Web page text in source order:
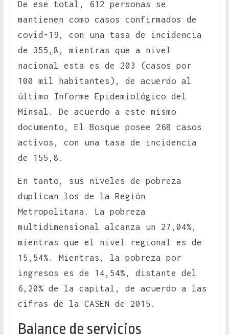
De ese total, 612 personas se
mantienen como casos confirmados de
covid-19, con una tasa de incidencia
de 355,8, mientras que a nivel
nacional esta es de 203 (casos por
100 mil habitantes), de acuerdo al
último Informe Epidemiológico del
Minsal. De acuerdo a este mismo
documento, El Bosque posee 268 casos
activos, con una tasa de incidencia
de 155,8.
En tanto, sus niveles de pobreza
duplican los de la Región
Metropolitana. La pobreza
multidimensional alcanza un 27,04%,
mientras que el nivel regional es de
15,54%. Mientras, la pobreza por
ingresos es de 14,54%, distante del
6,20% de la capital, de acuerdo a las
cifras de la CASEN de 2015.
Balance de servicios